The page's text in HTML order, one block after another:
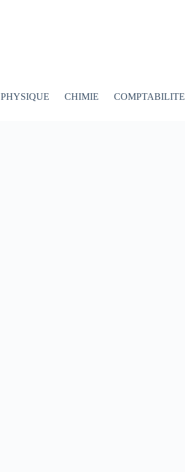
PHYSIQUE CHIMIE COMPTABILITE